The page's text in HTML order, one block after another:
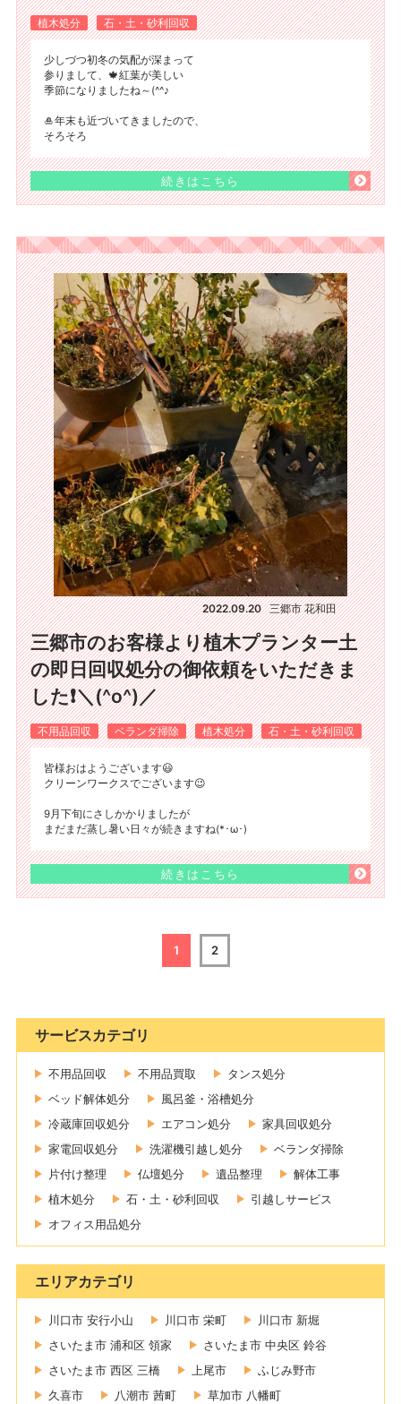
植木処分 石・土・砂利回収
少しづつ初冬の気配が深まって
参りまして、🍁紅葉が美しい
季節になりましたね～(^^♪
🎍年末も近づいてきましたので、
そろそろ
続きはこちら
2022.09.20 三郷市 花和田
三郷市のお客様より植木プランター土
の即日回収処分の御依頼をいただきま
した❗＼(^o^)／
不用品回収 ベランダ掃除 植木処分 石・土・砂利回収
皆様おはようございます😃
クリーンワークスでございます😉
9月下旬にさしかかりましたが
まだまだ蒸し暑い日々が続きますね(*･ω･)
続きはこちら
1 2
サービスカテゴリ
不用品回収 不用品買取
タンス処分
ベッド解体処分
風呂釜・浴槽処分
冷蔵庫回収処分
エアコン処分
家具回収処分
家電回収処分
洗濯機引越し処分
ベランダ掃除
片付け整理
仏壇処分 遺品整理
解体工事
植木処分
石・土・砂利回収
引越しサービス
オフィス用品処分
エリアカテゴリ
川口市 安行小山 川口市 栄町
川口市 新堀
さいたま市 浦和区 領家
さいたま市 中央区 鈴谷
さいたま市 西区 三橋
上尾市
ふじみ野市
久喜市
八潮市 茜町 草加市 八幡町